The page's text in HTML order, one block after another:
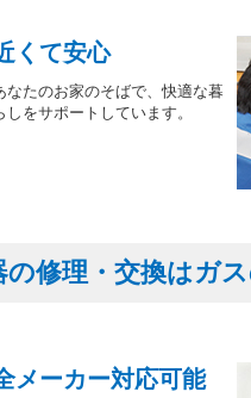
くて安心
なたのお家のそばで、快適な暮
しをサポートしています。
の修理・交換はガ
メーカー対応可能